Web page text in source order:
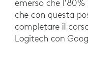
emerso che
che con questa
completare il
Logitech con